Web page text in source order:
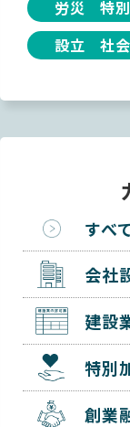
労災 特
設立 社
すべ
会社
建設
特別
創業